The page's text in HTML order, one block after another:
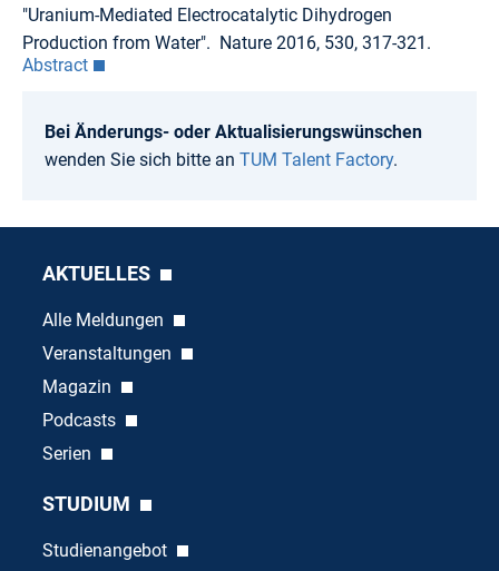
"Uranium-Mediated Electrocatalytic Dihydrogen
Production from Water". Nature 2016, 530, 317-321.
Abstract
Bei Änderungs- oder Aktualisierungswünschen
wenden Sie sich bitte an TUM Talent Factory.
AKTUELLES
Alle Meldungen
Veranstaltungen
Magazin
Podcasts
Serien
STUDIUM
Studienangebot